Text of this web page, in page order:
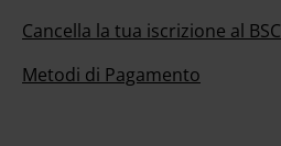
Cancella la tua iscrizione al BSC
Metodi di Pagamento